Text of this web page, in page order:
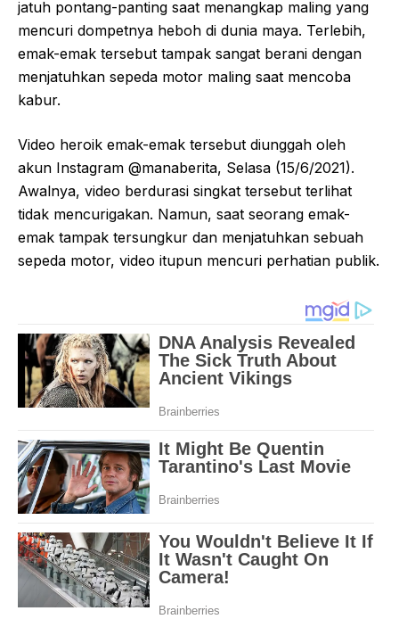
jatuh pontang-panting saat menangkap maling yang
mencuri dompetnya heboh di dunia maya. Terlebih,
emak-emak tersebut tampak sangat berani dengan
menjatuhkan sepeda motor maling saat mencoba
kabur.
Video heroik emak-emak tersebut diunggah oleh
akun Instagram @manaberita, Selasa (15/6/2021).
Awalnya, video berdurasi singkat tersebut terlihat
tidak mencurigakan. Namun, saat seorang emak-
emak tampak tersungkur dan menjatuhkan sebuah
sepeda motor, video itupun mencuri perhatian publik.